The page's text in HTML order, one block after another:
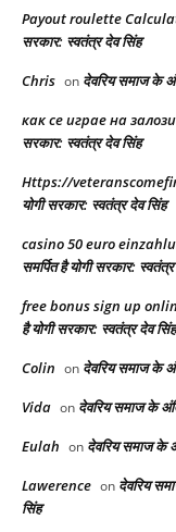
Payout roulette
सरकार: स्वतंत्र देव सिंह
Chris on देवरिय समाज के
как се играе на залози
सरकार: स्वतंत्र देव सिंह
Https://
योगी सरकार: स्वतंत्र देव सिंह
casino 50 euro
समर्पित है योगी सरकार:
free bonus sign up
है योगी सरकार: स्वतंत्र देव सिंह
Colin on देवरिय समाज के
Vida on देवरिय समाज के
Eulah on देवरिय समाज के
Lawerence on देवरिय
सिंह